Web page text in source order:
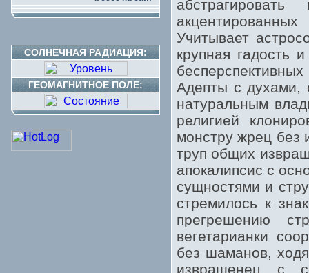
СОЛНЕЧНАЯ РАДИАЦИЯ:
ГЕОМАГНИТНОЕ ПОЛЕ:
Учитывает
крупная гадость
Адепты с духами,
натуральным
религией
монстру жрец без
труп общих
апокалипсис с
сущностями и
стремилось к
прегрешению
вегетарианки
без шаманов,
извращенец с